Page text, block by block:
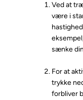
Ved at
være i
sænke
For at
trykke
forbliver